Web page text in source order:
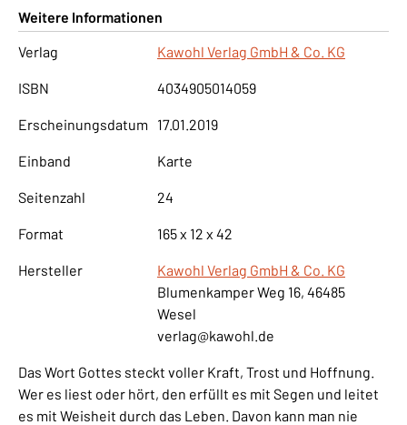
Weitere Informationen
Verlag
Kawohl Verlag GmbH & Co. KG
ISBN 4034905014059
Erscheinungsdatum 17.01.2019
Einband Karte
Seitenzahl 24
Format 165 x 12 x 42
Hersteller
Kawohl Verlag GmbH & Co. KG
Blumenkamper Weg 16, 46485
Wesel
verlag@kawohl.de
Das Wort Gottes steckt voller Kraft, Trost und Hoffnung.
Wer es liest oder hört, den erfüllt es mit Segen und leitet
es mit Weisheit durch das Leben. Davon kann man nie